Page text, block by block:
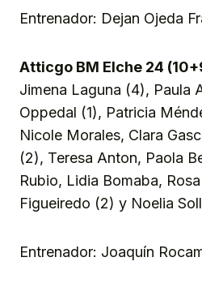
Entrenador: Dejan Ojeda
Atticgo BM Elche 24
Jimena Laguna (4), Paula
Oppedal (1), Patricia
Nicole Morales, Clara
(2), Teresa Anton, Paola
Rubio, Lidia Bomaba,
Figueiredo (2) y Noelia
Entrenador: Joaquín